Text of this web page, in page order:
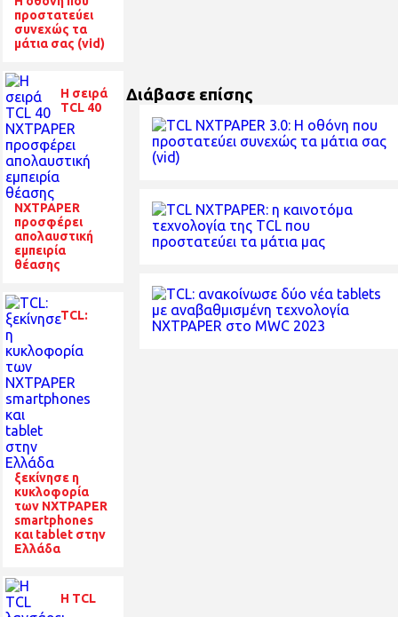
προστατεύει
συνεχώς τα
μάτια σας (vid)
Η σειρά
TCL 40
NXTPAPER
προσφέρει
απολαυστική
εμπειρία
θέασης
TCL:
ξεκίνησε η
κυκλοφορία
των NXTPAPER
smartphones
και tablet στην
Ελλάδα
Η TCL
Διάβασε επίσης